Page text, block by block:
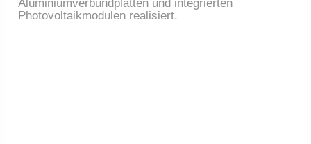
Aluminiumverbundplatten und integrierten
Photovoltaikmodulen realisiert.